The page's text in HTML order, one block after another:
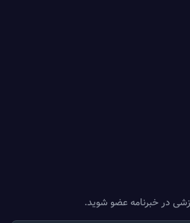
در خبرنامه عضو شوید.